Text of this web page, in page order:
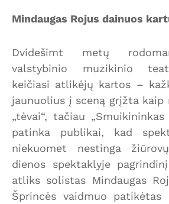
Mindaugas Rojus dainuos
Dvidešimt metų
valstybinio muzikinio
keičiasi atlikėjų kartos –
jaunuolius į sceną grįžta kaip
„tėvai“, tačiau
patinka publikai, kad
niekuomet nestinga
dienos spektaklyje
atliks solistas Mindaugas
Šprincės vaidmuo